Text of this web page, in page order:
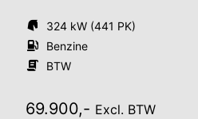
324 kW (441 PK)
Benzine
BTW
69.900,- Excl. BTW